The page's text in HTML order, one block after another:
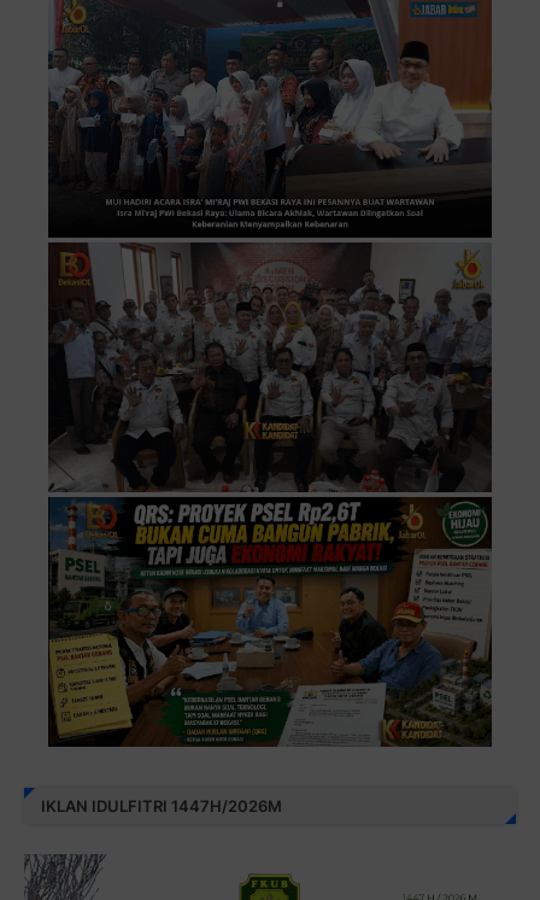
IKLAN IDULFITRI 1447H/2026M